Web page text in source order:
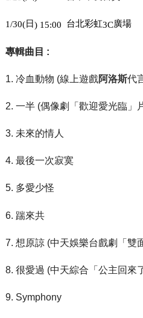
1/30(日) 15:00 台北彩虹3C廣場
專輯曲目 :
1.冷血動物 (線上遊戲阿洛斯代
2.一半 (偶像劇「歡迎愛光臨」
3. 未來的情人
4.最後一次寂寞
5. 多愛少怪
6. 踹來共
7.想原諒 (中天娛樂台戲劇「雙
8.很愛過 (中天綜合「公主回來
9. Symphony